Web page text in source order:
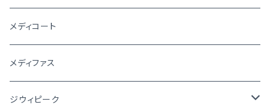
メディコート
メディファス
ジウィピーク